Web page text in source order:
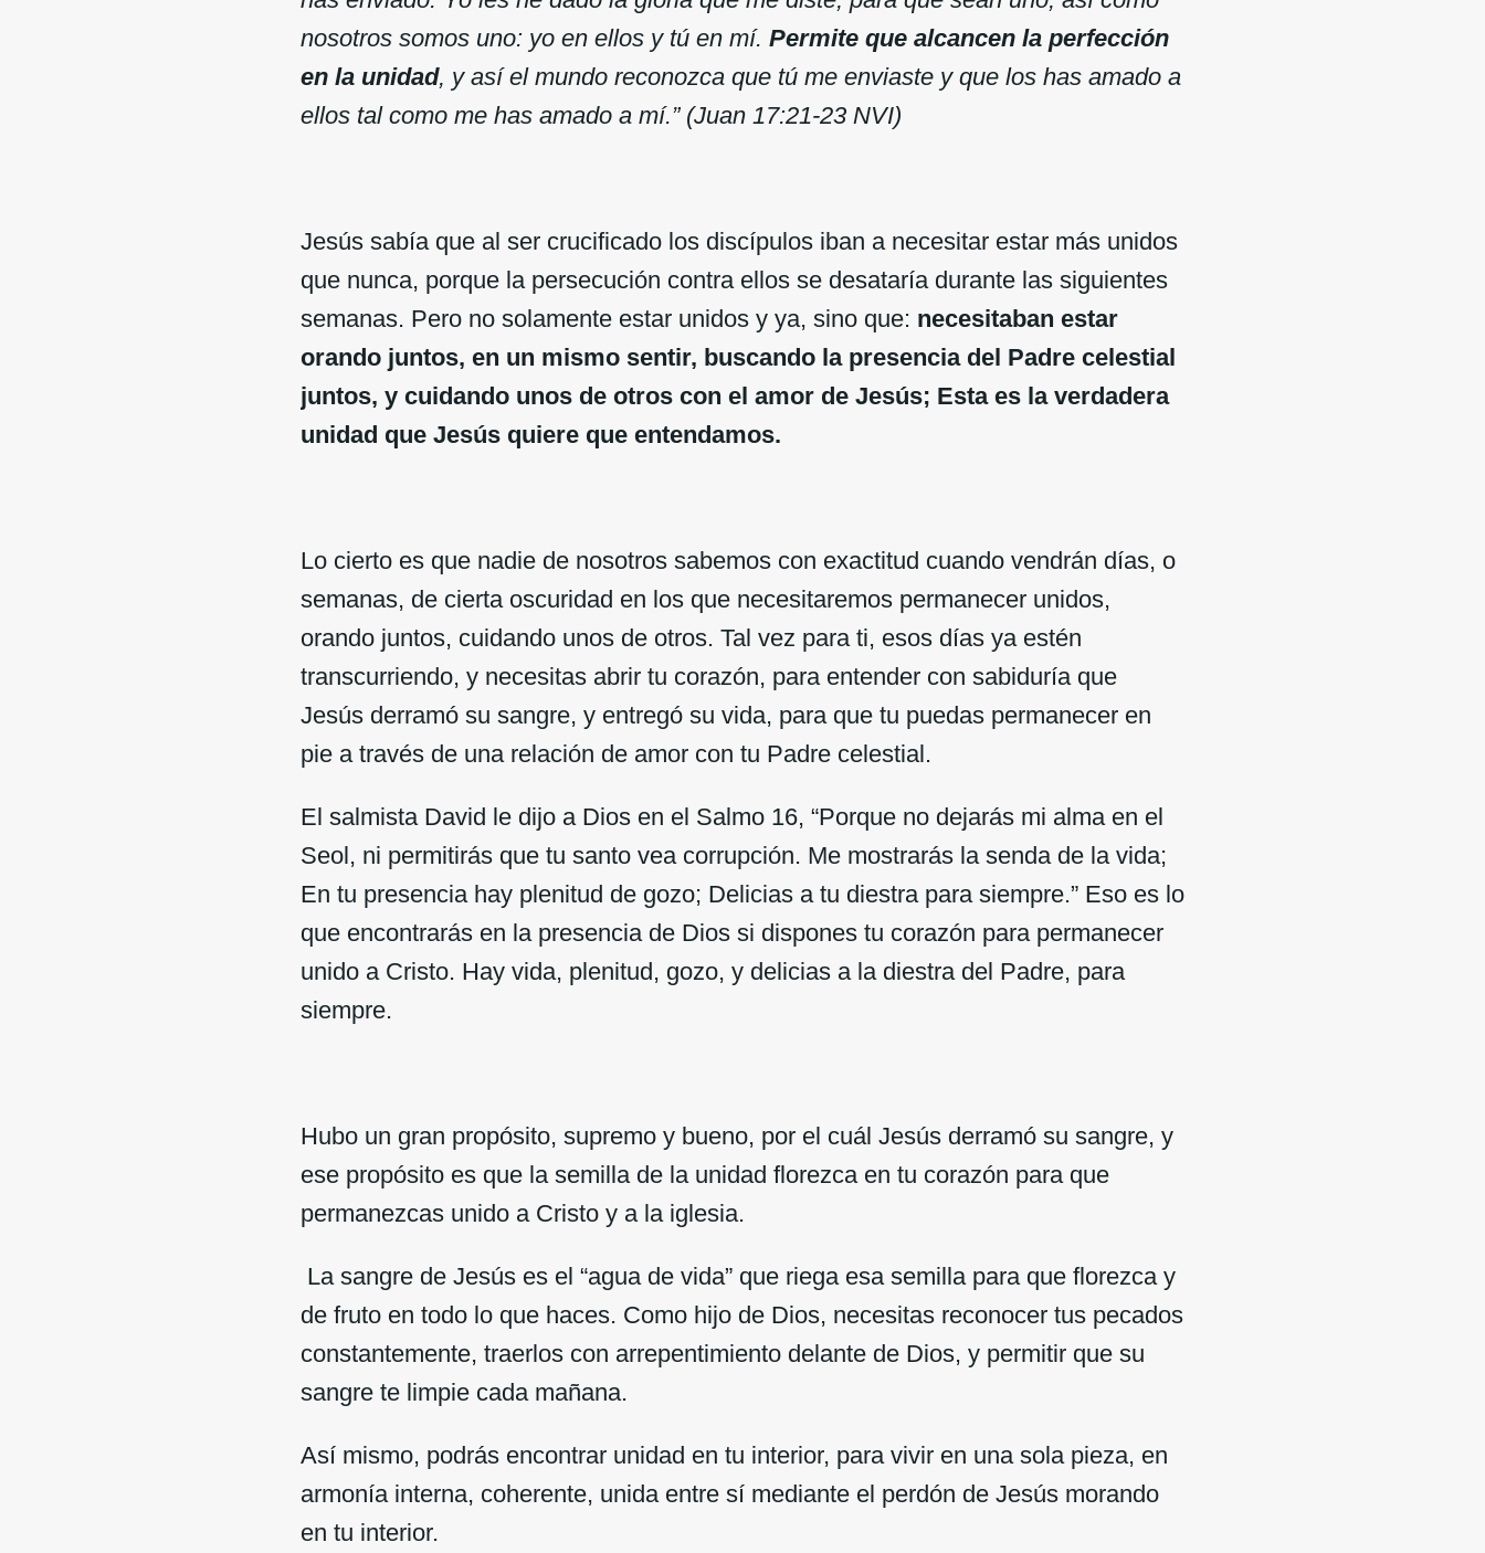
nosotros somos uno: yo en ellos y tú en mí. Permite que alcancen la perfección
en la unidad, y así el mundo reconozca que tú me enviaste y que los has amado a
ellos tal como me has amado a mí.” (Juan 17:21-23 NVI)
Jesús sabía que al ser crucificado los discípulos iban a necesitar estar más unidos
que nunca, porque la persecución contra ellos se desataría durante las siguientes
semanas. Pero no solamente estar unidos y ya, sino que: necesitaban estar
orando juntos, en un mismo sentir, buscando la presencia del Padre celestial
juntos, y cuidando unos de otros con el amor de Jesús; Esta es la verdadera
unidad que Jesús quiere que entendamos.
Lo cierto es que nadie de nosotros sabemos con exactitud cuando vendrán días, o
semanas, de cierta oscuridad en los que necesitaremos permanecer unidos,
orando juntos, cuidando unos de otros. Tal vez para ti, esos días ya estén
transcurriendo, y necesitas abrir tu corazón, para entender con sabiduría que
Jesús derramó su sangre, y entregó su vida, para que tu puedas permanecer en
pie a través de una relación de amor con tu Padre celestial.
El salmista David le dijo a Dios en el Salmo 16, “Porque no dejarás mi alma en el
Seol, ni permitirás que tu santo vea corrupción. Me mostrarás la senda de la vida;
En tu presencia hay plenitud de gozo; Delicias a tu diestra para siempre.” Eso es lo
que encontrarás en la presencia de Dios si dispones tu corazón para permanecer
unido a Cristo. Hay vida, plenitud, gozo, y delicias a la diestra del Padre, para
siempre.
Hubo un gran propósito, supremo y bueno, por el cuál Jesús derramó su sangre, y
ese propósito es que la semilla de la unidad florezca en tu corazón para que
permanezcas unido a Cristo y a la iglesia.
La sangre de Jesús es el “agua de vida” que riega esa semilla para que florezca y
de fruto en todo lo que haces. Como hijo de Dios, necesitas reconocer tus pecados
constantemente, traerlos con arrepentimiento delante de Dios, y permitir que su
sangre te limpie cada mañana.
Así mismo, podrás encontrar unidad en tu interior, para vivir en una sola pieza, en
armonía interna, coherente, unida entre sí mediante el perdón de Jesús morando
en tu interior.